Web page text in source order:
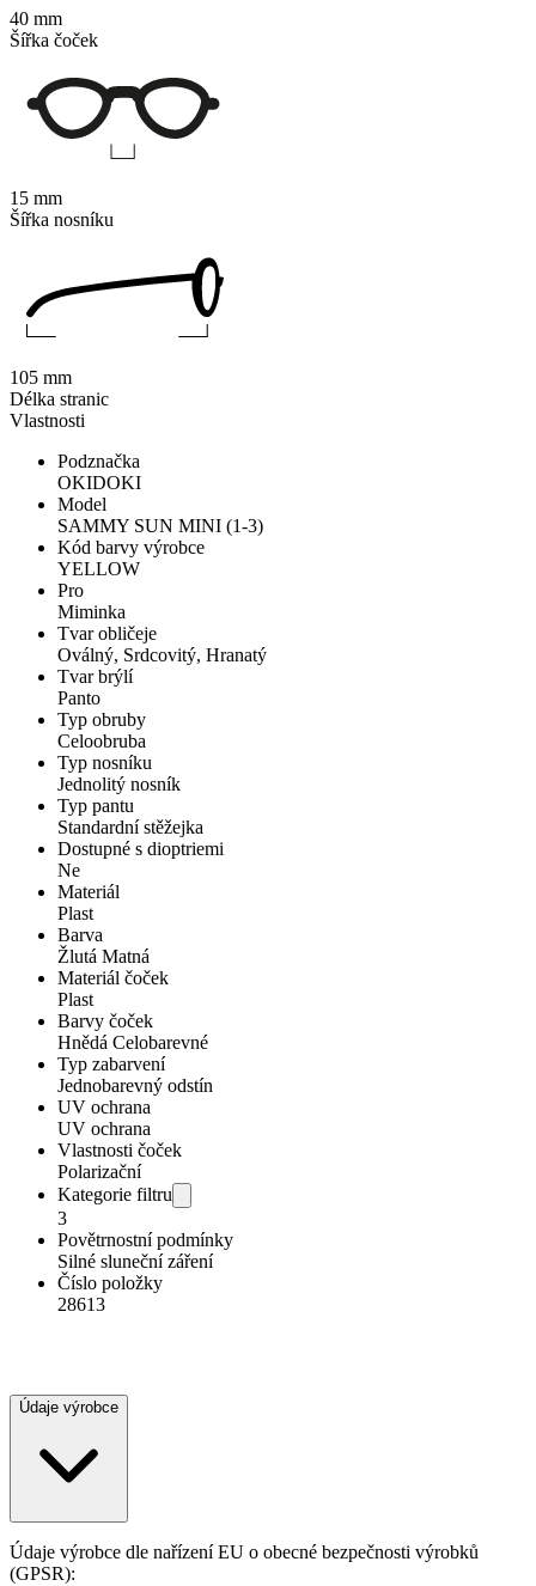
Vlastnosti
Podznačka
OKIDOKI
Model
SAMMY SUN MINI (1-3)
Kód barvy výrobce
YELLOW
Pro
Miminka
Tvar obličeje
Oválný, Srdcovitý, Hranatý
Tvar brýlí
Panto
Typ obruby
Celoobruba
Typ nosníku
Jednolitý nosník
Typ pantu
Standardní stěžejka
Dostupné s dioptriemi
Ne
Materiál
Plast
Barva
Žlutá Matná
Materiál čoček
Plast
Barvy čoček
Hnědá Celobarevné
Typ zabarvení
Jednobarevný odstín
UV ochrana
UV ochrana
Vlastnosti čoček
Polarizační
Kategorie filtru
3
Povětrnostní podmínky
Silné sluneční záření
Číslo položky
28613
Údaje výrobce
Údaje výrobce dle nařízení EU o obecné bezpečnosti výrobků
(GPSR):
40 mm
Šířka čoček
15 mm
Šířka nosníku
105 mm
Délka stranic